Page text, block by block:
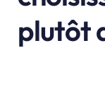
plutôt